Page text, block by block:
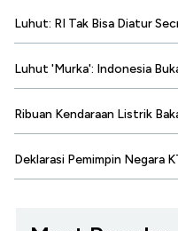
Luhut: RI Tak Bisa Diatur
Luhut 'Murka': Indonesia
Ribuan Kendaraan Listrik
Deklarasi Pemimpin Negara